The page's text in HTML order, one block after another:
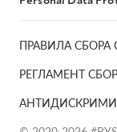
ПРАВИЛА СБОРА
РЕГЛАМЕНТ